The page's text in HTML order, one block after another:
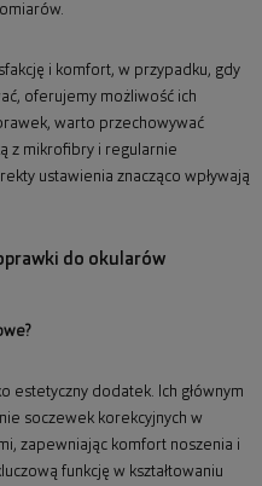
i komfort, w przypadku, gdy
oferujemy możliwość ich
warto przechowywać
z mikrofibry i regularnie
ustawienia znacząco wpływają
do okularów
estetyczny dodatek. Ich głównym
soczewek korekcyjnych w
zapewniając komfort noszenia i
funkcję w kształtowaniu